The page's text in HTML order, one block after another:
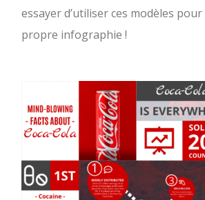
essayer d’utiliser ces modèles
propre infographie !